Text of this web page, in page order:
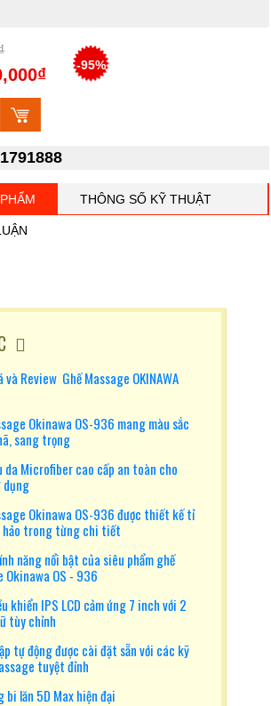
-95%
THÔNG SỐ KỸ THUẬT
Review Ghế Massage OKINAWA
Okinawa OS-936 mang màu sắc
sang trọng
da Microfiber cao cấp an toàn cho
dụng
Okinawa OS-936 được thiết kế tỉ
hảo trong từng chi tiết
năng nổi bật của siêu phẩm ghế
Okinawa OS - 936
khiển IPS LCD cảm ứng 7 inch với 2
tùy chỉnh
tự động được cài đặt sẵn với các kỹ
tuyệt đỉnh
bi lăn 5D Max hiện đại